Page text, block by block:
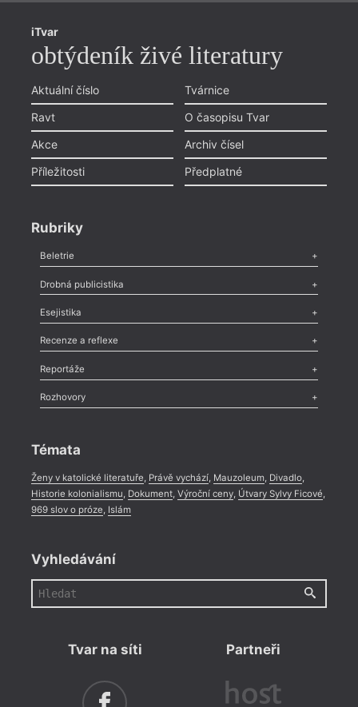
iTvar
obtýdeník živé literatury
Aktuální číslo
Ravt
Akce
Příležitosti
Tvárnice
O časopisu Tvar
Archiv čísel
Předplatné
Rubriky
Beletrie
Poezie,Próza,Dokumenty
Drobná publicistika
Odlesk
Nekrolog,Glosa,Sloupek,Pozvánka,Literární soutěž,
Esejistika
Esej ,Pádlo,Úvaha
Recenze a reflexe
Recenze
Méně slov o próze,Celá rubrika
Reportáže
Literární zítřky
Celá rubrika
Rozhovory
Témata
Ženy v katolické literatuře, Právě vychází, Mauzoleum, Divadlo,
Historie kolonialismu, Dokument, Výroční ceny, Útvary Sylvy Ficové,
969 slov o próze, Islám
Vyhledávání
Tvar na síti Partneři